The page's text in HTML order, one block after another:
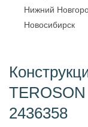
Нижний
Новосибирск
2436358